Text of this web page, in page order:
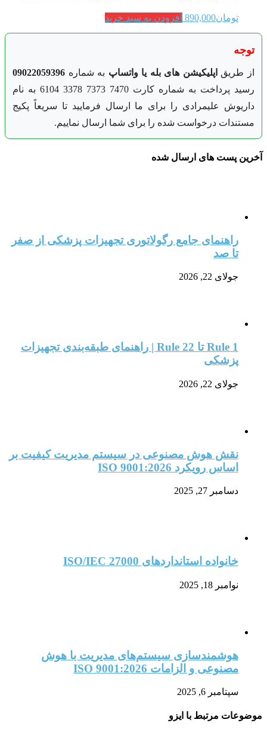
تومان890,000 افزودن به سبد خرید
توجه
از طریق اپلیکیشن های بله یا واتساپ به شماره 09022059396
رسید پرداخت به شماره کارت 7470 7373 3378 6104 به نام
داریوش علیمرادی را برای ما ارسال فرمایید تا سریعاً پکیج
مستندات درخواست شده را برای شما ارسال نماییم.
آخرین پست های ارسال شده
راهنمای جامع رگولاتوری تجهیزات پزشکی از صفر
تا صد
جولای 22, 2026
Rule 1 تا Rule 22 | راهنمای طبقه‌بندی تجهیزات
پزشکی
جولای 22, 2026
نقش هوش مصنوعی در سیستم مدیریت کیفیت بر
اساس رویکرد ISO 9001:2026
دسامبر 27, 2025
خانواده استانداردهای ISO/IEC 27000
نوامبر 18, 2025
هوشمندسازی سیستم‌های مدیریت با هوش
مصنوعی و الزامات ISO 9001:2026
سپتامبر 6, 2025
موضوعات مرتبط با ایزو